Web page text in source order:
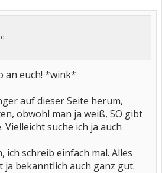
an euch! *wink*
auf dieser Seite herum,
obwohl man ja weiß, SO gibt
Vielleicht suche ich ja auch
ich schreib einfach mal. Alles
ja bekanntlich auch ganz gut.